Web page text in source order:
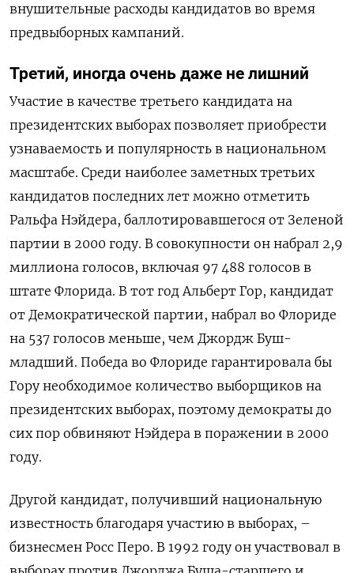
внушительные расходы кандидатов во время
предвыборных кампаний.
Третий, иногда очень даже не лишний
Участие в качестве третьего кандидата на
президентских выборах позволяет приобрести
узнаваемость и популярность в национальном
масштабе. Среди наиболее заметных третьих
кандидатов последних лет можно отметить
Ральфа Нэйдера, баллотировавшегося от Зеленой
партии в 2000 году. В совокупности он набрал 2,9
миллиона голосов, включая 97 488 голосов в
штате Флорида. В тот год Альберт Гор, кандидат
от Демократической партии, набрал во Флориде
на 537 голосов меньше, чем Джордж Буш-
младший. Победа во Флориде гарантировала бы
Гору необходимое количество выборщиков на
президентских выборах, поэтому демократы до
сих пор обвиняют Нэйдера в поражении в 2000
году.
Другой кандидат, получивший национальную
известность благодаря участию в выборах, –
бизнесмен Росс Перо. В 1992 году он участвовал в